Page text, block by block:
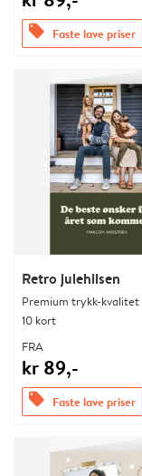
offers Faste lave priser
Retro julehilsen
Premium trykk-kvalitet
10 kort
FRA
kr 89,-
offers Faste lave priser